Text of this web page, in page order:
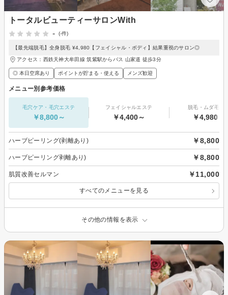
トータルビューティーサロンWith
-
(-件)
【最先端脱毛】全身脱毛 ¥4,980【フェイシャル・ボディ】結果重視のサロン◎
アクセス：西鉄天神大牟田線 筑紫駅からバス 山家道 徒歩3分
◎ 本日空席あり ポイントが貯まる・使える メンズ歓迎
メニュー別参考価格
毛穴ケア・毛穴エステ
￥8,800～
フェイシャルエステ
￥4,400～
脱毛・ムダ毛処
￥4,980～
ハーブピーリング(剥離あり) ￥8,800
ハーブピーリング剥離あり) ￥8,800
肌質改善セルマン ￥11,000
すべてのメニューを見る
その他の情報を表示